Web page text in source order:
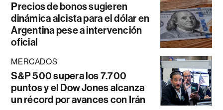
Precios de bonos sugieren
dinámica alcista para el dólar en
Argentina pese a intervención
oficial
MERCADOS
S&P 500 supera los 7.700
puntos y el Dow Jones alcanza
un récord por avances con Irán